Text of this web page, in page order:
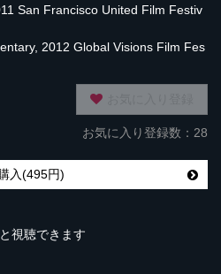
San Francisco United Film Festiv
2012 Global Visions Film Fes
お気に入り登録数：28
入(495円)
視聴できます